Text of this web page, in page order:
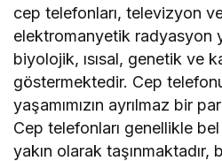
cep telefonları, televizyon
elektromanyetik radyasyon
biyolojik, ısısal, genetik ve
göstermektedir. Cep telefonu
yaşamımızın ayrılmaz bir
Cep telefonları genellikle
yakın olarak taşınmaktadır,